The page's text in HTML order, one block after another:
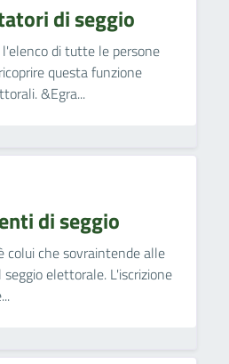
di seggio
di tutte le persone
questa funzione
&Egra...
di seggio
colui che sovraintende alle
elettorale. L'iscrizione